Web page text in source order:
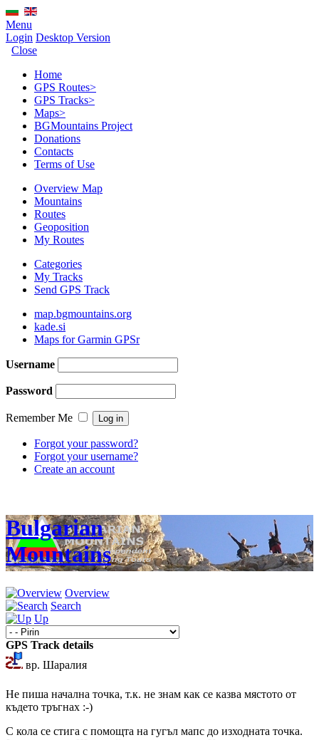
Menu
Login Desktop Version
Close
Home
GPS Routes>
GPS Tracks>
Maps>
BGMountains Project
Donations
Contacts
Terms of Use
Overview Map
Mountains
Routes
Geoposition
My Routes
Categories
My Tracks
Send GPS Track
map.bgmountains.org
kade.si
Maps for Garmin GPSr
Username
Password
Remember Me
Forgot your password?
Forgot your username?
Create an account
Bulgarian
Mountains
Overview
Search
Up
GPS Track details
вр. Шаралия
Не пиша начална точка, т.к. не знам как се казва мястото от
където тръгнах :-)
С кола се стига с помощта на гугъл мапс до изходната точка.